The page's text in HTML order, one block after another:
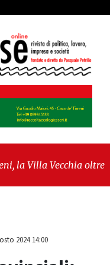
Villa Vecchia oltre i
chiarezza!”"
2024 14:00